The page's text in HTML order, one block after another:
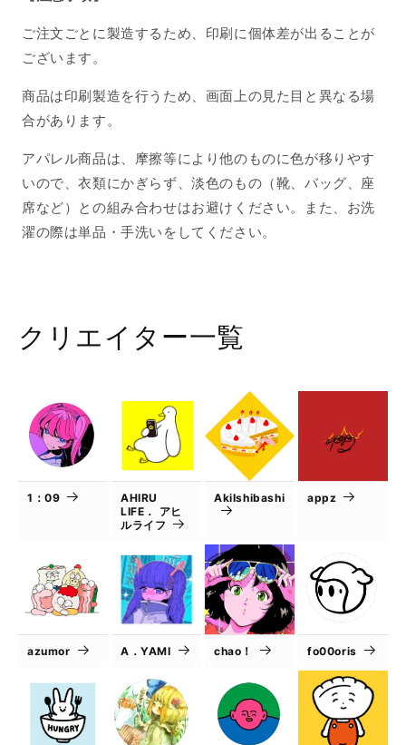
ご注文ごとに製造するため、印刷に個体差が出ることが
ございます。
商品は印刷製造を行うため、画面上の見た目と異なる場
合があります。
アパレル商品は、摩擦等により他のものに色が移りやす
いので、衣類にかぎらず、淡色のもの（靴、バッグ、座
席など）との組み合わせはお避けください。また、お洗
濯の際は単品・手洗いをしてください。
クリエイター一覧
1：09
AHIRU
LIFE． アヒ
ルライフ
AkiIshibashi appz
azumor A．YAMI chao！ fo00oris